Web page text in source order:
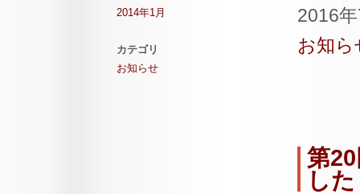
2016
お知ら
第
した
2014年1月
カテゴリ
お知らせ